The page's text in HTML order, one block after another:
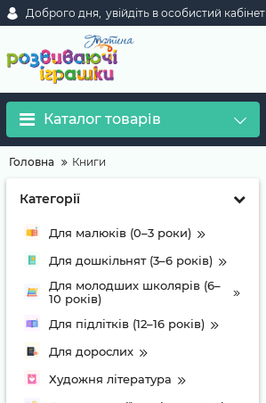
Доброго дня, увійдіть в особистий кабінет
Каталог товарів
Головна Книги
Категорії
Для малюків (0–3 роки)
Для дошкільнят (3–6 років)
Для молодших школярів (6–
10 років)
Для підлітків (12–16 років)
Для дорослих
Художня література